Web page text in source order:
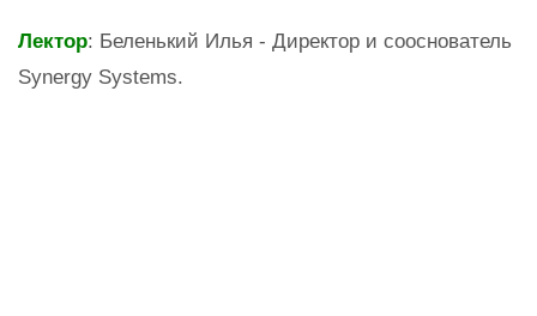
Лектор: Беленький Илья - Директор и сооснователь
Synergy Systems.